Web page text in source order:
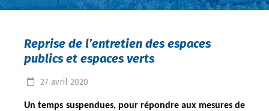
Reprise de l’entretien des espaces
publics et espaces verts
27 avril 2020
Un temps suspendues, pour répondre aux mesures de